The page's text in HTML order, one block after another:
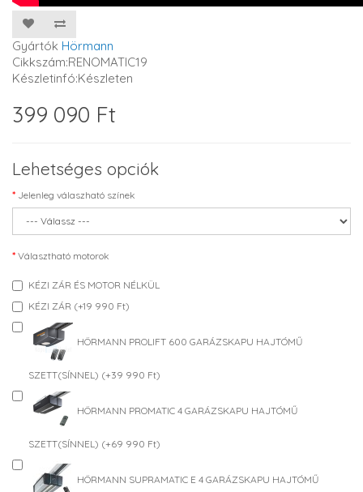
Gyártók Hörmann
Cikkszám:RENOMATIC19
Készletinfó:Készleten
399 090 Ft
Lehetséges opciók
Jelenleg válaszható színek
Választható motorok
KÉZI ZÁR ÉS MOTOR NÉLKÜL
KÉZI ZÁR (+19 990 Ft)
HÖRMANN PROLIFT 600 GARÁZSKAPU HAJTÓMŰ
SZETT(SÍNNEL) (+39 990 Ft)
HÖRMANN PROMATIC 4 GARÁZSKAPU HAJTÓMŰ
SZETT(SÍNNEL) (+69 990 Ft)
HÖRMANN SUPRAMATIC E 4 GARÁZSKAPU HAJTÓMŰ